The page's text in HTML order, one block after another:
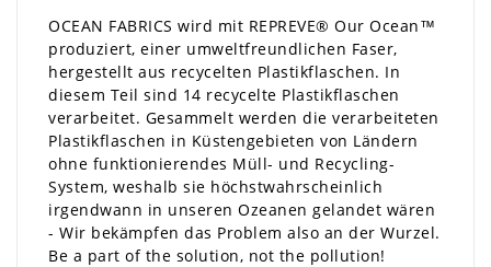
OCEAN FABRICS wird mit REPREVE®️ Our Ocean™
produziert, einer umweltfreundlichen Faser,
hergestellt aus recycelten Plastikflaschen. In
diesem Teil sind 14 recycelte Plastikflaschen
verarbeitet. Gesammelt werden die verarbeiteten
Plastikflaschen in Küstengebieten von Ländern
ohne funktionierendes Müll- und Recycling-
System, weshalb sie höchstwahrscheinlich
irgendwann in unseren Ozeanen gelandet wären
- Wir bekämpfen das Problem also an der Wurzel.
Be a part of the solution, not the pollution!